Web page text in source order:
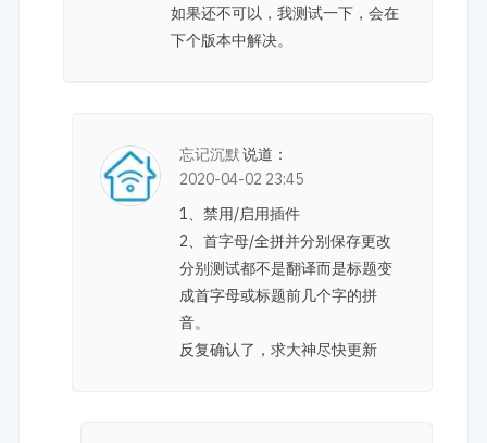
如果还不可以，我测试一下，会在
下个版本中解决。
忘记沉默说道：
2020-04-02 23:45
1、禁用/启用插件
2、首字母/全拼并分别保存更改
分别测试都不是翻译而是标题变
成首字母或标题前几个字的拼
音。
反复确认了，求大神尽快更新